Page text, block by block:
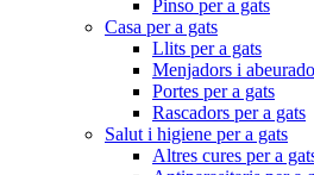
Pinso per a gats
Casa per a gats
Llits per a gats
Menjadors i
Portes per a gats
Rascadors per a gats
Salut i higiene per a gats
Altres cures per a